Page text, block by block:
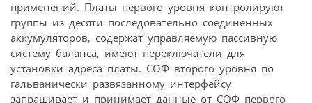
применений. Платы первого уровня контролируют
группы из десяти последовательно соединенных
аккумуляторов, содержат управляемую пассивную
систему баланса, имеют переключатели для
установки адреса платы. СОФ второго уровня по
гальванически развязанному интерфейсу
запрашивает и принимает данные от СОФ первого